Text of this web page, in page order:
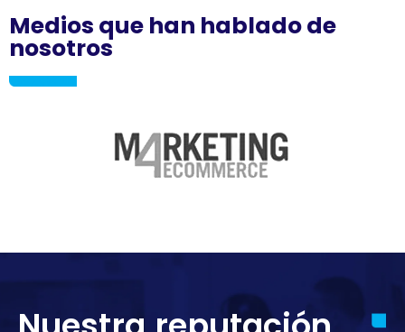
Medios que han hablado de
nosotros